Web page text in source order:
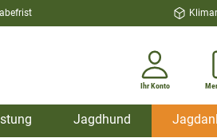
Ihr Konto
Jagdhund